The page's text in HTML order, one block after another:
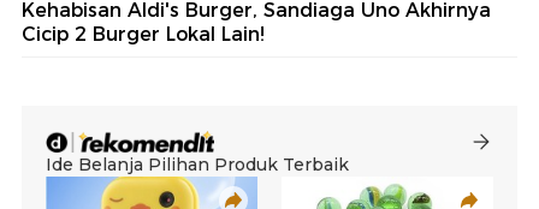
Kehabisan Aldi's Burger, Sandiaga Uno Akhirnya
Cicip 2 Burger Lokal Lain!